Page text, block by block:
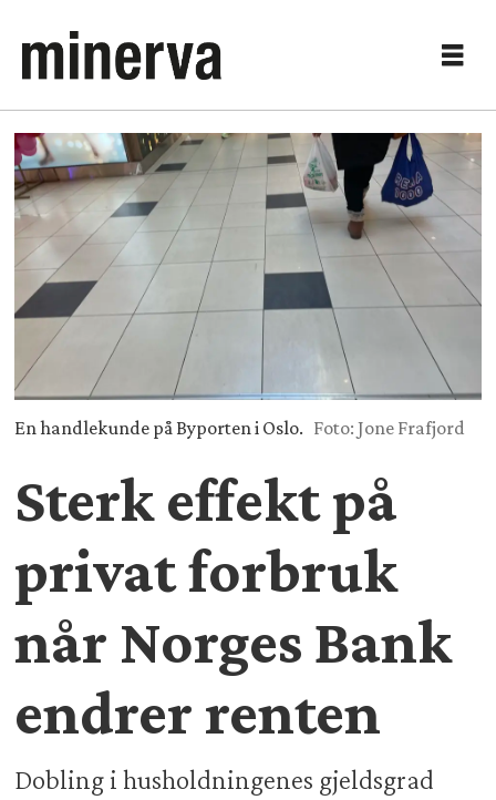
En handlekunde på Byporten i Oslo. Foto: Jone Frafjord
Sterk effekt på
privat forbruk
når Norges Bank
endrer renten
Dobling i husholdningenes gjeldsgrad